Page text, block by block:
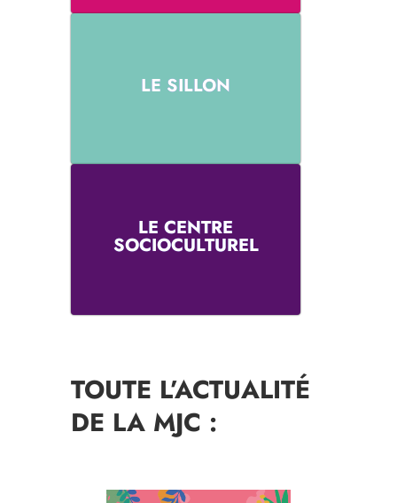
LE SILLON
LE CENTRE
SOCIOCULTUREL
TOUTE L’ACTUALITÉ
DE LA MJC :